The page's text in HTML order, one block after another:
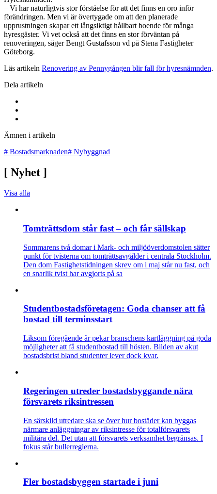
– Vi har naturligtvis stor förståelse för att det finns en oro inför
förändringen. Men vi är övertygade om att den planerade
upprustningen skapar ett långsiktigt hållbart boende för många
hyresgäster. Vi vet också att det finns en stor förväntan på
renoveringen, säger Bengt Gustafsson vd på Stena Fastigheter
Göteborg.
Läs artikeln Renovering av Pennygången blir fall för hyresnämnden.
Dela artikeln
Ämnen i artikeln
# Bostadsmarknaden# Nybyggnad
[ Nyhet ]
Visa alla
Tomträttsdom står fast – och får sällskap
Sommarens två domar i Mark- och miljööverdomstolen sätter
punkt för tvisterna om tomträttsavgälder i centrala Stockholm.
Den dom Fastighetstidningen skrev om i maj står nu fast, och
en snarlik tvist har avgjorts på sa
Studentbostadsföretagen: Goda chanser att få
bostad till terminsstart
Liksom föregående år pekar branschens kartläggning på goda
möjligheter att få studentbostad till hösten. Bilden av akut
bostadsbrist bland studenter lever dock kvar.
Regeringen utreder bostadsbyggande nära
försvarets riksintressen
En särskild utredare ska se över hur bostäder kan byggas
närmare anläggningar av riksintresse för totalförsvarets
militära del. Det utan att försvarets verksamhet begränsas. I
fokus står bullerreglerna.
Fler bostadsbyggen startade i juni